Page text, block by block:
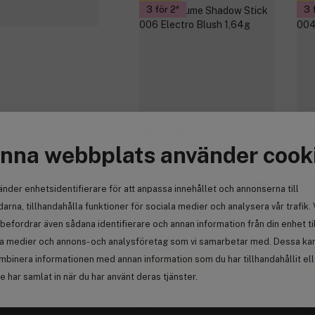
webbplats använder
enhetsidentifierare för att anpassa innehållet och annonserna till
tillhandahålla funktioner för sociala medier och analysera vår trafik.
även sådana identifierare och annan information från din enhet
medier och annons- och analysföretag som vi samarbetar med. Dessa
informationen med annan information som du har tillhandahållit
har samlat in när du har använt deras tjänster.
3 för 2
Full Volume Shadow Stick 006
Electro Blush 1,64g
64 kr
3
Premium
Få 10% bonus
Få